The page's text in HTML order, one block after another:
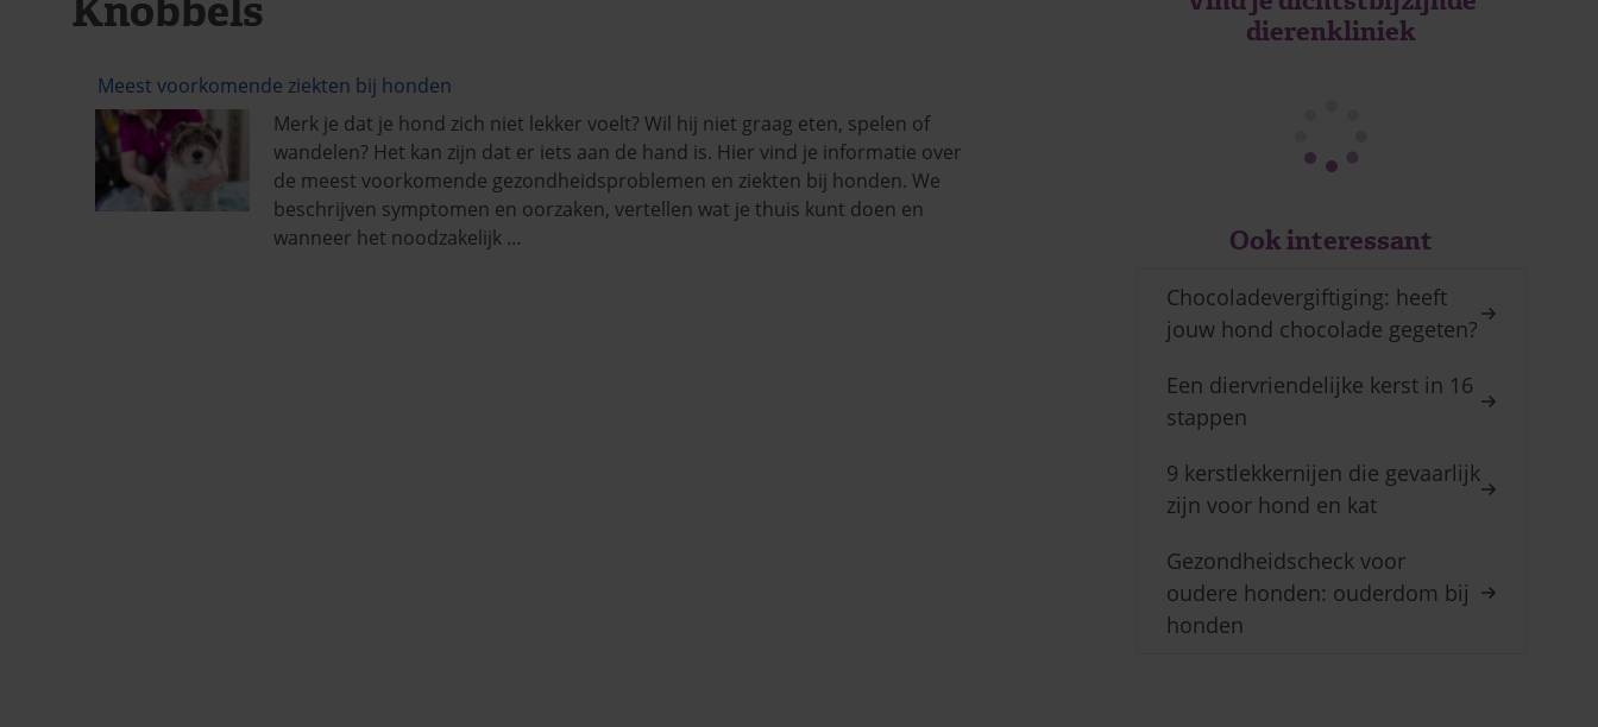
Meest voorkomende ziekten bij honden
Merk je dat je hond zich niet lekker voelt? Wil hij niet graag eten, spelen of
wandelen? Het kan zijn dat er iets aan de hand is. Hier vind je informatie over
de meest voorkomende gezondheidsproblemen en ziekten bij honden. We
beschrijven symptomen en oorzaken, vertellen wat je thuis kunt doen en
wanneer het noodzakelijk …
dierenkliniek
Ook interessant
Chocoladevergiftiging: heeft
jouw hond chocolade gegeten?
Een diervriendelijke kerst in 16
stappen
9 kerstlekkernijen die gevaarlijk
zijn voor hond en kat
Gezondheidscheck voor
oudere honden: ouderdom bij
honden